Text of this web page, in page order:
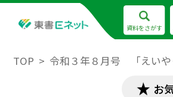
資料をさがす
TOP 令和３年８月号 「えいや
お